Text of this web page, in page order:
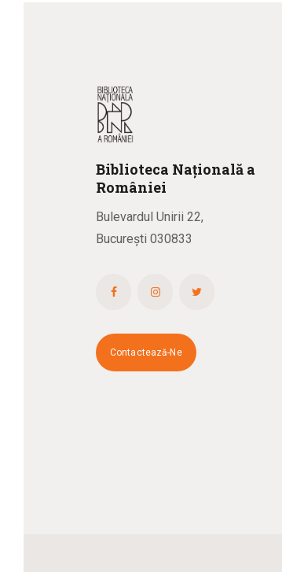
Biblioteca Națională a
României
Bulevardul Unirii 22,
București 030833
Contactează-Ne